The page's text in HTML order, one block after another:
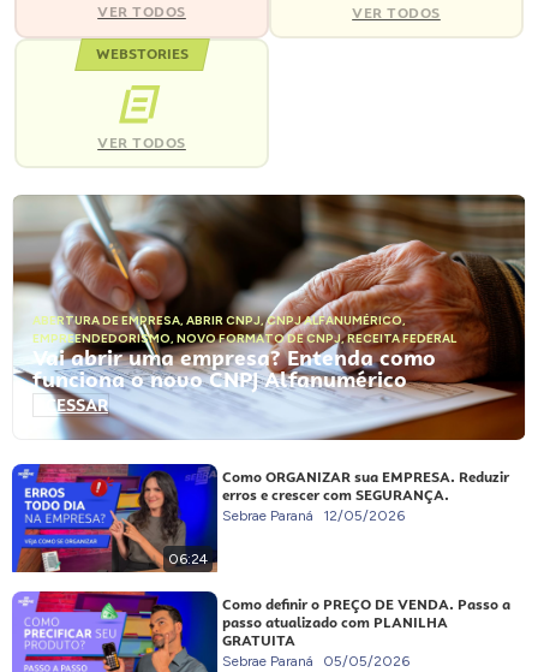
VER TODOS VER TODOS
WEBSTORIES
VER TODOS
ABERTURA DE EMPRESA, ABRIR CNPJ,CNPJ ALFANUMÉRICO,
EMPREENDEDORISMO, NOVO FORMATO DE CNPJ,RECEITA FEDERAL
Vai abrir uma empresa? Entenda como
funciona o novo CNPJ Alfanumérico
ACESSAR
06:24
Como ORGANIZAR sua EMPRESA. Reduzir
erros e crescer com SEGURANÇA.
Sebrae Paraná 12/05/2026
Como definir o PREÇO DE VENDA. Passo a
passo atualizado com PLANILHA
GRATUITA
Sebrae Paraná 05/05/2026